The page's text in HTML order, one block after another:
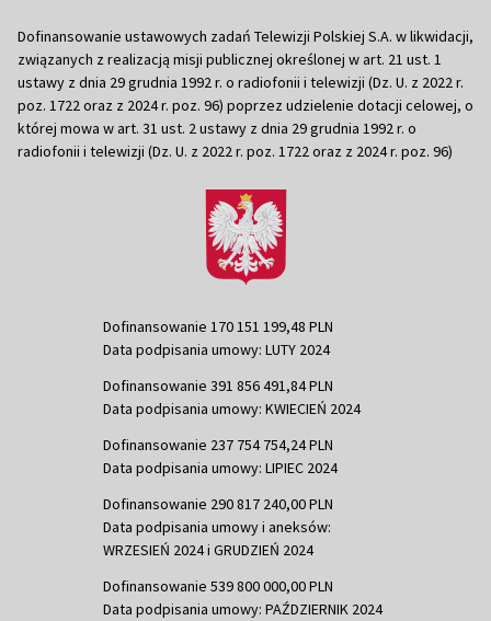
Dofinansowanie ustawowych zadań Telewizji Polskiej S.A. w likwidacji,
związanych z realizacją misji publicznej określonej w art. 21 ust. 1
ustawy z dnia 29 grudnia 1992 r. o radiofonii i telewizji (Dz. U. z 2022 r.
poz. 1722 oraz z 2024 r. poz. 96) poprzez udzielenie dotacji celowej, o
której mowa w art. 31 ust. 2 ustawy z dnia 29 grudnia 1992 r. o
radiofonii i telewizji (Dz. U. z 2022 r. poz. 1722 oraz z 2024 r. poz. 96)
Dofinansowanie 170 151 199,48 PLN
Data podpisania umowy: LUTY 2024
Dofinansowanie 391 856 491,84 PLN
Data podpisania umowy: KWIECIEŃ 2024
Dofinansowanie 237 754 754,24 PLN
Data podpisania umowy: LIPIEC 2024
Dofinansowanie 290 817 240,00 PLN
Data podpisania umowy i aneksów:
WRZESIEŃ 2024 i GRUDZIEŃ 2024
Dofinansowanie 539 800 000,00 PLN
Data podpisania umowy: PAŹDZIERNIK 2024